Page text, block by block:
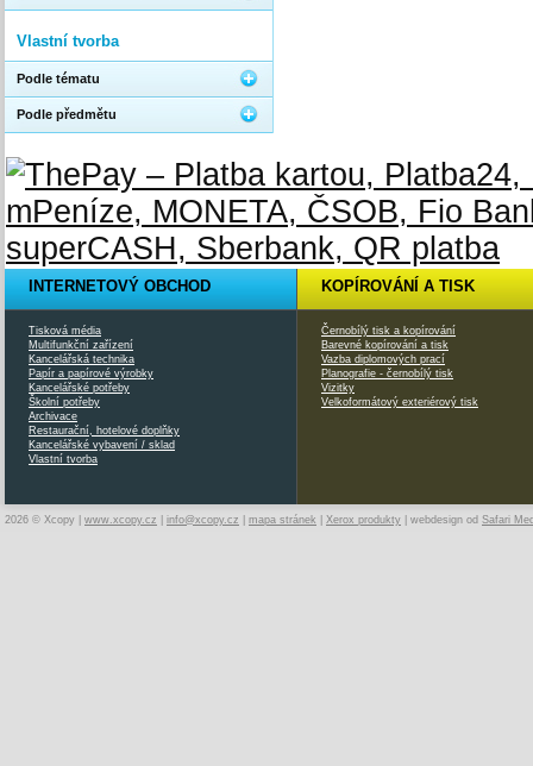
Vlastní tvorba
Podle tématu
Podle předmětu
INTERNETOVÝ OBCHOD
Tisková média
Multifunkční zařízení
Kancelářská technika
Papír a papírové výrobky
Kancelářské potřeby
Školní potřeby
Archivace
Restaurační, hotelové doplňky
Kancelářské vybavení / sklad
Vlastní tvorba
KOPÍROVÁNÍ A TISK
Černobílý tisk a kopírování
Barevné kopírování a tisk
Vazba diplomových prací
Planografie - černobílý tisk
Vizitky
Velkoformátový exteriérový tisk
2026 © Xcopy | www.xcopy.cz info@xcopy.cz mapa stránek Xerox produkty | webdesign od Safari